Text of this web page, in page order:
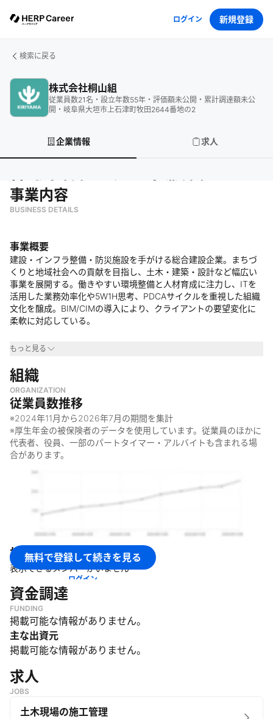
ログイン 新規登録
検索に戻る
株式会社桐山組
従業員数21名 ・ 設立年数55年 ・ 評価額未公開 ・ 累計調達額未公
開 ・ 岐阜県大垣市上石津町牧田2644番地の2
企業情報 求人
株式会社桐山組
事業内容
BUSINESS DETAILS
事業概要
建設・インフラ整備・防災施設を手がける総合建設企業。まちづ
くりと地域社会への貢献を目指し、土木・建築・設計など幅広い
事業を展開する。働きやすい環境整備と人材育成に注力し、ITを
活用した業務効率化や5W1H思考、PDCAサイクルを重視した組織
文化を醸成。BIM/CIMの導入により、クライアントの要望変化に
柔軟に対応している。
事業領域
・建設業界
・インフラ整備業界
・防災施設業界
なぜやっているのか
・まちの未来をつくるため
・人々の暮らしを長期的に支えるため
何をしているのか
総合建設業
土木工事業
・建築工事業
・
とび・土工工事業
・舗装工事業
・水道施設工事業
・鋼構造物工事業
・塗装工事業
・内装仕上工事業
・建築設計業務
もっと見る
組織
ORGANIZATION
従業員数推移
※2024年11月から2026年7月の期間を集計
※厚生年金の被保険者のデータを使用しています。従業員のほかに
代表者、役員、一部のパートタイマー・アルバイトも含まれる場
合があります。
無料で登録して続きを見る
ログイン
株式会社桐山組のメンバー
表示できるメンバーがいません
資金調達
FUNDING
掲載可能な情報がありません。
主な出資元
掲載可能な情報がありません。
求人
JOBS
土木現場の施工管理